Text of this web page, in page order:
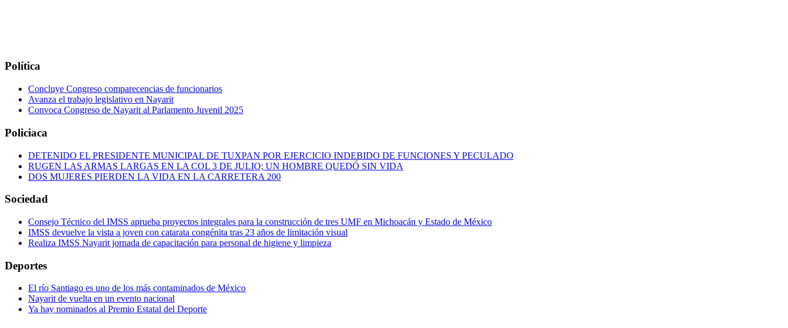
y
tres
mil
cirugías
Política
Concluye Congreso comparecencias de funcionarios
Avanza el trabajo legislativo en Nayarit
Convoca Congreso de Nayarit al Parlamento Juvenil 2025
Policiaca
DETENIDO EL PRESIDENTE MUNICIPAL DE TUXPAN POR EJERCICIO INDEBIDO DE FUNCIONES Y PECULADO
RUGEN LAS ARMAS LARGAS EN LA COL 3 DE JULIO; UN HOMBRE QUEDÓ SIN VIDA
DOS MUJERES PIERDEN LA VIDA EN LA CARRETERA 200
Sociedad
Consejo Técnico del IMSS aprueba proyectos integrales para la construcción de tres UMF en Michoacán y Estado de México
IMSS devuelve la vista a joven con catarata congénita tras 23 años de limitación visual
Realiza IMSS Nayarit jornada de capacitación para personal de higiene y limpieza
Deportes
El río Santiago es uno de los más contaminados de México
Nayarit de vuelta en un evento nacional
Ya hay nominados al Premio Estatal del Deporte